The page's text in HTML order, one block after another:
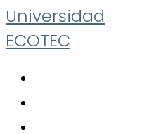
Universidad
ECOTEC